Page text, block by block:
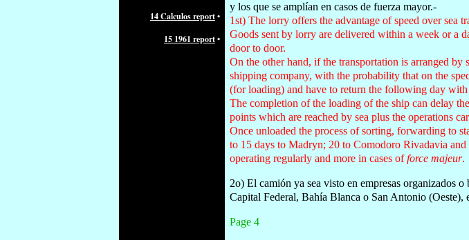
y los que se amplían en casos de fuerza mayor.-
1st) The lorry offers the advantage of speed over sea
Goods sent by lorry are delivered within a week or a
door to door.
On the other hand, if the transportation is arranged by
shipping company, with the probability that on the
(for loading) and have to return the following day with
The completion of the loading of the ship can delay
points which are reached by sea plus the operations
Once unloaded the process of sorting, forwarding to
to 15 days to Madryn; 20 to Comodoro Rivadavia
operating regularly and more in cases offorce majeur.
2o) El camión ya sea visto en empresas organizados
Capital Federal, Bahía Blanca o San Antonio (Oeste),
Page 4
14 Calculos report•
15 1961 report•